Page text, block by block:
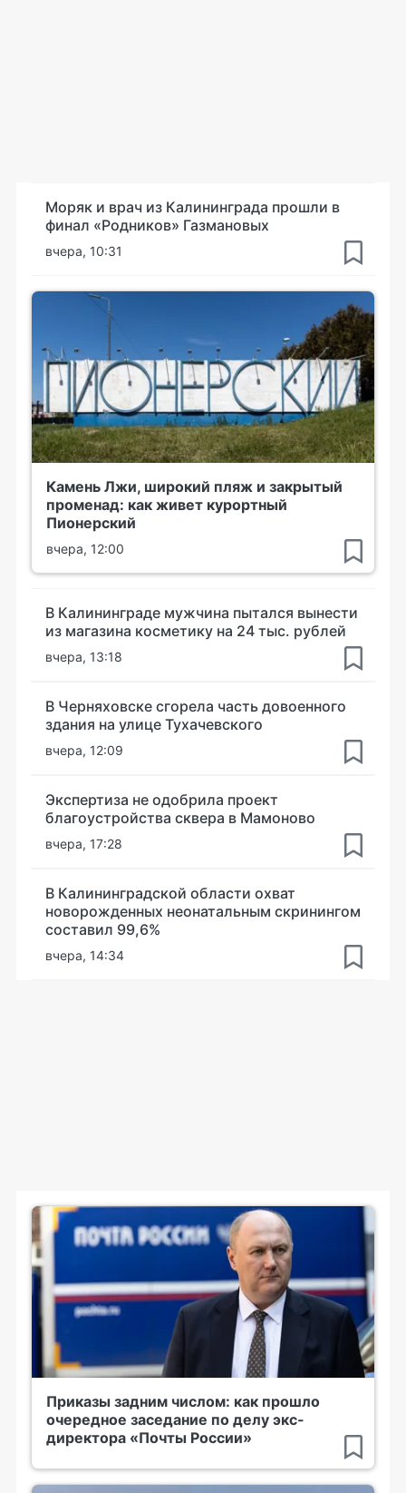
Моряк и врач из Калининграда прошли в
финал «Родников» Газмановых
вчера, 10:31
Камень Лжи, широкий пляж и закрытый
променад: как живет курортный
Пионерский
вчера, 12:00
В Калининграде мужчина пытался вынести
из магазина косметику на 24 тыс. рублей
вчера, 13:18
В Черняховске сгорела часть довоенного
здания на улице Тухачевского
вчера, 12:09
Экспертиза не одобрила проект
благоустройства сквера в Мамоново
вчера, 17:28
В Калининградской области охват
новорожденных неонатальным скринингом
составил 99,6%
вчера, 14:34
Приказы задним числом: как прошло
очередное заседание по делу экс-
директора «Почты России»